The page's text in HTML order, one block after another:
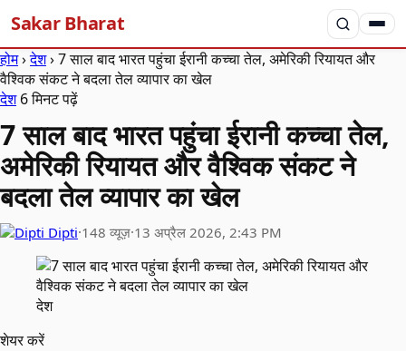
Sakar Bharat
होम›देश›7 साल बाद भारत पहुंचा ईरानी कच्चा तेल, अमेरिकी रियायत और
वैश्विक संकट ने बदला तेल व्यापार का खेल
देश 6 मिनट पढ़ें
7 साल बाद भारत पहुंचा ईरानी कच्चा तेल,
अमेरिकी रियायत और वैश्विक संकट ने
बदला तेल व्यापार का खेल
Dipti·148 व्यूज़·13 अप्रैल 2026, 2:43 PM
देश
शेयर करें